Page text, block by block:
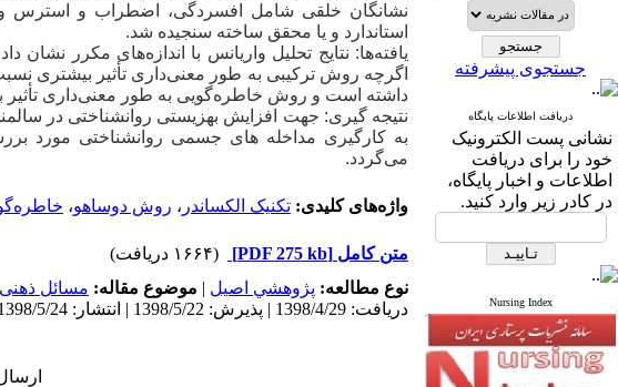
جستجوی پیشرفته
دریافت اطلاعات پایگاه
نشانی پست الکترونیک
خود را برای دریافت
اطلاعات و اخبار پایگاه،
در کادر زیر وارد کنید.
Nursing Index
نشانگان خلقی شامل افسردگی، اضطراب و استرس
استاندارد و یا محقق ساخته سنجیده شد.
اگرچه روش ترکیبی به طور معنی‌داری تأثیر بیشتری
داشته است و روش خاطره‌گویی به طور معنی‌داری
نتیجه‌ گیری: جهت افزایش بهزیستی روانشناختی در
به کارگیری مداخله های جسمی روانشناختی مورد
می‌گردد.
واژه‌های کلیدی: تکنیک الکساندر ، روش دوساهو،
متن کامل [PDF 275 kb]
(۱۶۶۴ دریافت)
نوع مطالعه: پژوهشي اصیل | موضوع مقاله: مسائل
دریافت: 1398/4/29 | پذیرش: 1398/5/22 | انتشار: 1398/5/24